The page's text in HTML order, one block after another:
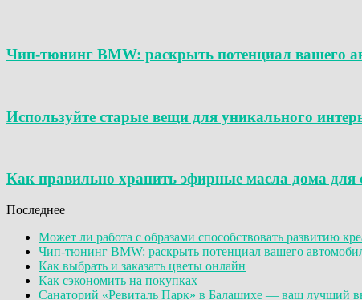
Чип-тюнинг BMW: раскрыть потенциал вашего
Используйте старые вещи для уникального
Как правильно хранить эфирные масла дома для
Последнее
Может ли работа с образами способствовать развитию
Чип-тюнинг BMW: раскрыть потенциал вашего
Как выбрать и заказать цветы онлайн
Как сэкономить на покупках
Санаторий «Ревиталь Парк» в Балашихе — ваш лучший